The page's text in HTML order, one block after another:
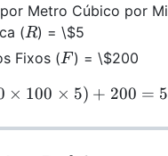
Metro Cúbico por
(R
R) = \$5
Fixos (F
F ) = \$200
SR = (10
× 100 × 5) + 200 =